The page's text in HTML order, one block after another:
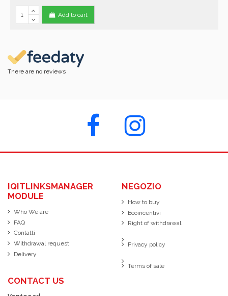
Add to cart
There are no reviews
IQITLINKSMANAGER
MODULE
Who We are
FAQ
Contatti
Withdrawal request
Delivery
NEGOZIO
How to buy
Ecoincentivi
Right of withdrawal
Privacy policy
Terms of sale
CONTACT US